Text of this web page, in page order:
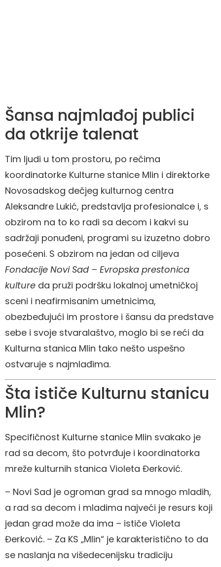
Šansa najmlađoj publici
da otkrije talenat
Tim ljudi u tom prostoru, po rečima
koordinatorke Kulturne stanice Mlin i direktorke
Novosadskog dečjeg kulturnog centra
Aleksandre Lukić, predstavlja profesionalce i, s
obzirom na to ko radi sa decom i kakvi su
sadržaji ponuđeni, programi su izuzetno dobro
posećeni. S obzirom na jedan od ciljeva
Fondacije Novi Sad – Evropska prestonica
kulture da pruži podršku lokalnoj umetničkoj
sceni i neafirmisanim umetnicima,
obezbeđujući im prostore i šansu da predstave
sebe i svoje stvaralaštvo, moglo bi se reći da
Kulturna stanica Mlin tako nešto uspešno
ostvaruje s najmlađima.
Šta ističe Kulturnu stanicu
Mlin?
Specifičnost Kulturne stanice Mlin svakako je
rad sa decom, što potvrđuje i koordinatorka
mreže kulturnih stanica Violeta Đerković.
– Novi Sad je ogroman grad sa mnogo mladih,
a rad sa decom i mladima najveći je resurs koji
jedan grad može da ima – ističe Violeta
Đerković. – Za KS „Mlin“ je karakteristično to da
se naslanja na višedecenijsku tradiciju